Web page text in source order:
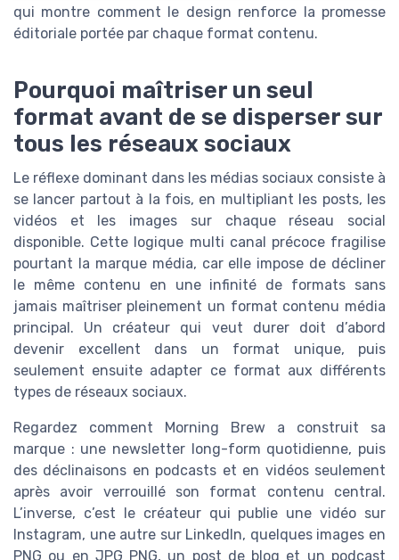
qui montre comment le design renforce la promesse
éditoriale portée par chaque format contenu.
Pourquoi maîtriser un seul
format avant de se disperser sur
tous les réseaux sociaux
Le réflexe dominant dans les médias sociaux consiste à
se lancer partout à la fois, en multipliant les posts, les
vidéos et les images sur chaque réseau social
disponible. Cette logique multi canal précoce fragilise
pourtant la marque média, car elle impose de décliner
le même contenu en une infinité de formats sans
jamais maîtriser pleinement un format contenu média
principal. Un créateur qui veut durer doit d’abord
devenir excellent dans un format unique, puis
seulement ensuite adapter ce format aux différents
types de réseaux sociaux.
Regardez comment Morning Brew a construit sa
marque : une newsletter long-form quotidienne, puis
des déclinaisons en podcasts et en vidéos seulement
après avoir verrouillé son format contenu central.
L’inverse, c’est le créateur qui publie une vidéo sur
Instagram, une autre sur LinkedIn, quelques images en
PNG ou en JPG PNG, un post de blog et un podcast